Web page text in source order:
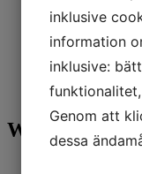
Kontakt
Hem
Delar
Atlas Copco Air
Webshop
inklusive
information
inklusive:
Genom att
dessa